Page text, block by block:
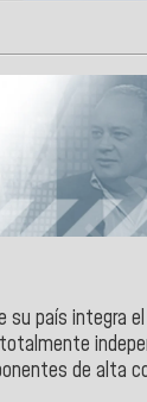
su país integra
de alta